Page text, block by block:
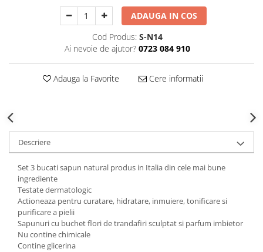
Decoratiuni Muzicale
Coronite & Ghirlande
Aromaterapie Craciun
Felicitari, Cutii si Pungi de Cadou
ADAUGA IN COS
Cod Produs: S-N14
Ai nevoie de ajutor? 0723 084 910
Adauga la Favorite Cere informatii
Descriere
Set 3 bucati sapun natural produs in Italia din cele mai bune
ingrediente
Testate dermatologic
Actioneaza pentru curatare, hidratare, inmuiere, tonificare si
purificare a pielii
Sapunuri cu buchet flori de trandafiri sculptat si parfum imbietor
Nu contine chimicale
Contine glicerina